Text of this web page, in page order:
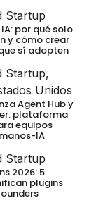
Startup
por qué solo
y cómo crear
sí adopten
Startup,
Unidos
Agent Hub y
plataforma
equipos
IA
Startup
2026: 5
plugins